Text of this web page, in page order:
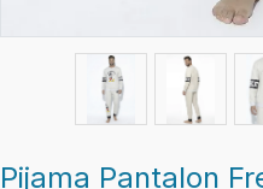
Pijama Pantalon